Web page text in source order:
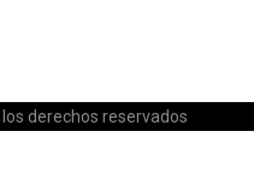
los derechos reservados